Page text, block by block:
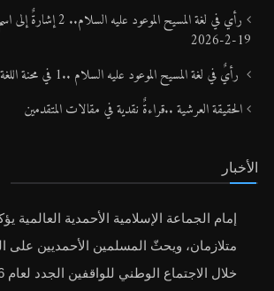
رأي في لغة المسيح
19-2-2026
رأيٌ في لغة المسيح الموعود عليه السلام ..1 في محنة اللغة ومعاني «الاشتهار»
الحقيقة العرشية ..قراءةٌ نقدية في مقالات المتقدمين
الأخبار
إمام الجماعة الإسلامية الأحمدية العالمية
متلازمان، ويحثّ المسلمين الأحمديين على
خلال الاجتماع الوطني للواقفين الجدد لعام 2026